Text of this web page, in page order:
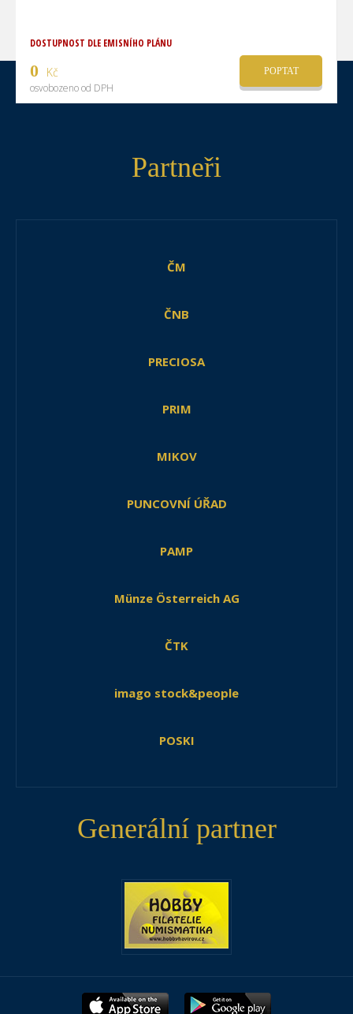
DOSTUPNOST DLE EMISNÍHO PLÁNU
0 Kč
osvobozeno od DPH
POPTAT
Partneři
ČM
ČNB
PRECIOSA
PRIM
MIKOV
PUNCOVNÍ ÚŘAD
PAMP
Münze Österreich AG
ČTK
imago stock&people
POSKI
Generální partner